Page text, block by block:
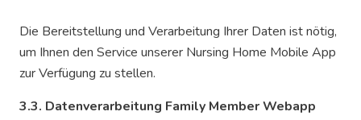
Die Bereitstellung und Verarbeitung Ihrer Daten ist nötig,
um Ihnen den Service unserer Nursing Home Mobile App
zur Verfügung zu stellen.
3.3. Datenverarbeitung Family Member Webapp